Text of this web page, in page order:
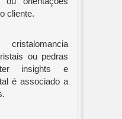
cliente.
ou pedras
insights e
é associado a